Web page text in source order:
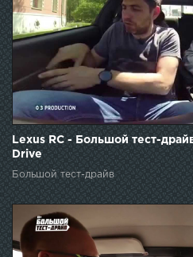
Lexus RC - Большой тест-
Drive
Большой тест-драйв